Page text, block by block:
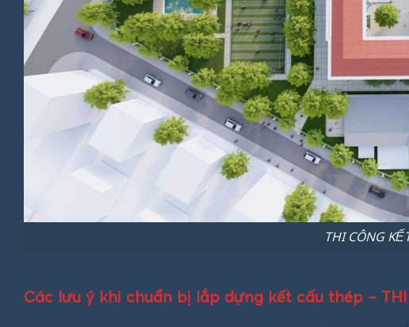
THI CÔNG
Các lưu ý khi chuẩn bị lắp dựng kết cấu thép – THI